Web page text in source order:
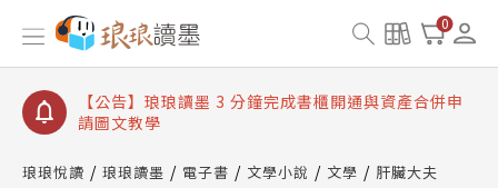
0
【公告】琅琅讀墨數位閱讀資產合併與書櫃開通申請
【公告】琅琅讀墨書櫃開通常見問題
【公告】琅琅讀墨 3 分鐘完成書櫃開通與資產合併申
請圖文教學
查詢
琅琅悅讀 琅琅讀墨 電子書 文學小說 文學 肝臟大夫